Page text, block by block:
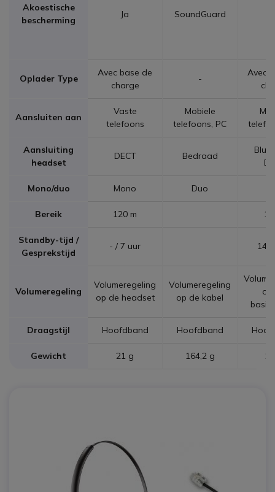
Akoestische
bescherming
Ja SoundGuard
Oplader Type
Avec base de
charge
-
Avec
Aansluiten aan
Vaste
telefoons
Mobiele
telefoons, PC
Aansluiting
headset
DECT Bedraad
Mono/duo Mono Duo
Bereik 120 m
Standby-tijd /
Gesprekstijd
- / 7 uur 14
Volumeregeling
Volumeregeling
op de headset
Volumeregeling
op de kabel
op
Draagstijl Hoofdband Hoofdband
Gewicht 21 g 164,2 g